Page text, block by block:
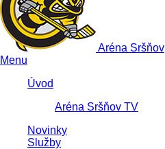
Aréna Sršňov
Menu
Úvod
Aréna Sršňov TV
Novinky
Služby